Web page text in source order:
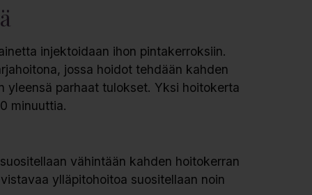
injektoidaan ihon pintakerroksiin.
jossa hoidot tehdään kahden
yleensä parhaat tulokset. Yksi hoitokerta
minuuttia.
vähintään kahden hoitokerran
ylläpitohoitoa suositellaan noin